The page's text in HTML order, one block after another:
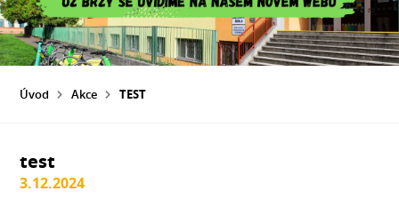
Úvod Akce TEST
test
3.12.2024